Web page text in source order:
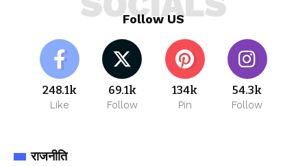
Follow US
248.1k
Like
69.1k
Follow
134k
Pin
54.3k
Follow
राजनीति